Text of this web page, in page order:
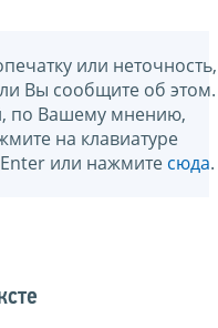
или неточность,
Вы сообщите об этом.
по Вашему мнению,
на клавиатуре
или нажмите сюда.